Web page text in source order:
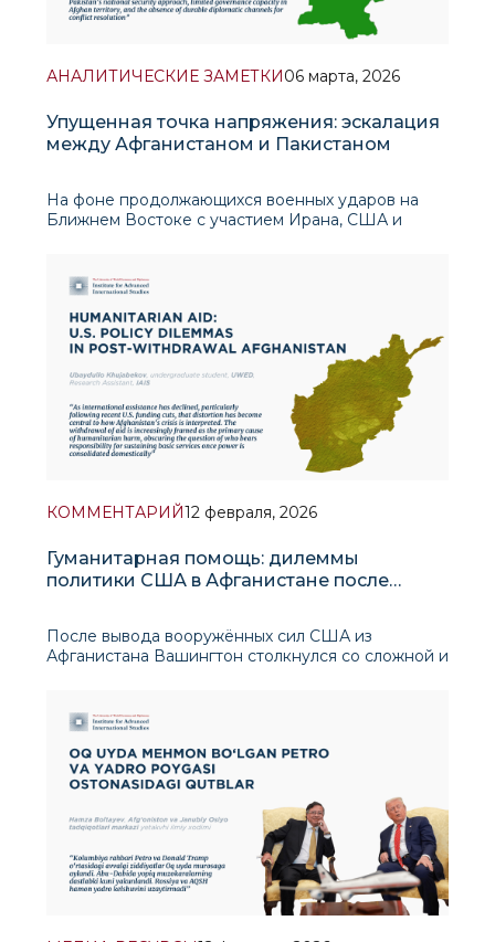
АНАЛИТИЧЕСКИЕ ЗАМЕТКИ06 марта, 2026
Упущенная точка напряжения: эскалация
между Афганистаном и Пакистаном
На фоне продолжающихся военных ударов на
Ближнем Востоке с участием Ирана, США и
границе Афганистан и
КОММЕНТАРИЙ12 февраля, 2026
Гуманитарная помощь: дилеммы
политики США в Афганистане после
После вывода вооружённых сил США из
Афганистана Вашингтон столкнулся со сложной и
в острой нужде, не придавая при этом
политической легитимности и не обеспечивая
материальных выгод движению